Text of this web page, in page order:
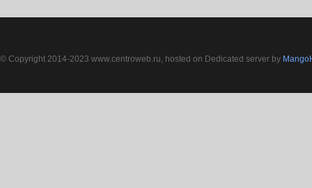
© Copyright 2014-2023 www.centroweb.ru, hosted on Dedicated server by